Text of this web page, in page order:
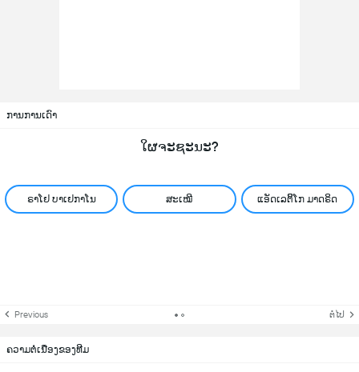
ການການເດົາ
ໃຜຈະຊະນະ?
ຣາໂຢ ບາເຢກາໂນ ສະເໝີ ແອັດເລຕິິໂກ ມາດຣິດ
Previous ຕໍ່ໄປ
ຄວາມຕໍ່ເນື່ອງຂອງທີມ